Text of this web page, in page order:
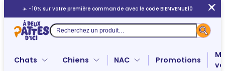
au
contenu
☀️ -10% sur votre première commande avec le code BIENVENUE10
Recherche
Chats Chiens NAC Promotions